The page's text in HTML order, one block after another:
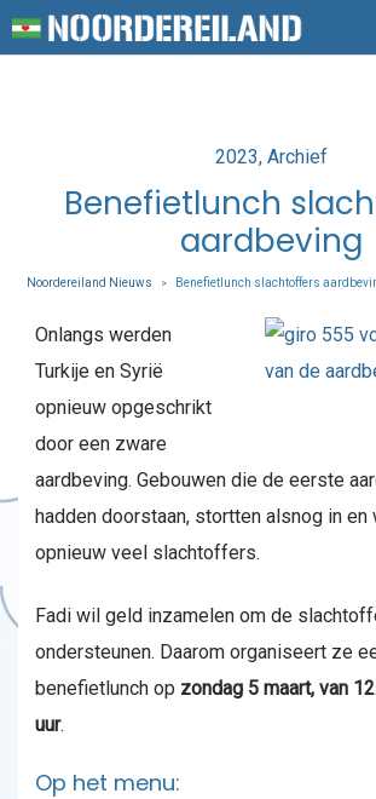
Posted
2023 Archief
Benefietlunch
aardbeving
Noordereiland Nieuws > Benefietlunch slachtoffers
Onlangs werden
Turkije en Syrië
opnieuw opgeschrikt
door een zware
aardbeving. Gebouwen die de eerste
hadden doorstaan, stortten alsnog in en
opnieuw veel slachtoffers.
Fadi wil geld inzamelen om de
ondersteunen. Daarom organiseert ze
benefietlunch op zondag 5 maart, van
uur.
Op het menu: